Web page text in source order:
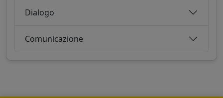
Dialogo
Comunicazione